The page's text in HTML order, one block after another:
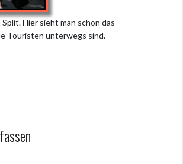
Hier sieht man schon das
Touristen unterwegs sind.